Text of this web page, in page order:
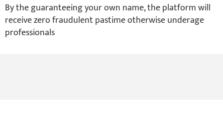
By the guaranteeing your own name, the platform will
receive zero fraudulent pastime otherwise underage
professionals